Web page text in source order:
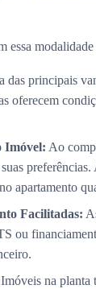
essa
das principais
oferecem
Imóvel: Ao
apartamento
Facilitadas:
ou
Imóveis na planta